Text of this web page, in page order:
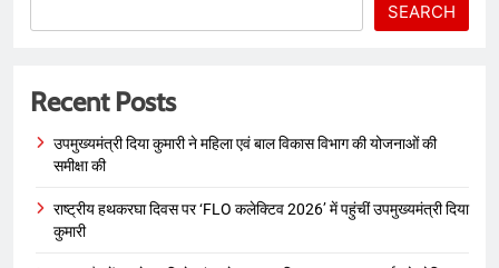
SEARCH
Recent Posts
उपमुख्यमंत्री दिया कुमारी ने महिला एवं बाल विकास विभाग की योजनाओं की
समीक्षा की
राष्ट्रीय हथकरघा दिवस पर ‘FLO कलेक्टिव 2026’ में पहुंचीं उपमुख्यमंत्री दिया
कुमारी